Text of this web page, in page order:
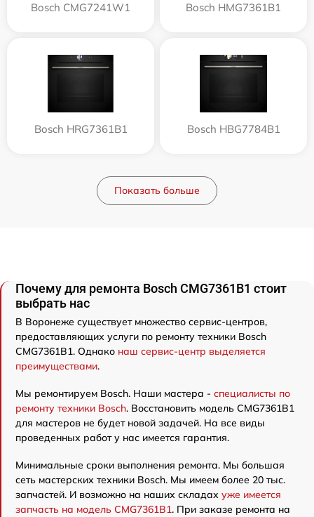
Bosch CMG7241W1 Bosch HMG7361B1
Bosch HRG7361B1 Bosch HBG7784B1
Показать больше
Почему для ремонта Bosch CMG7361B1 стоит
выбрать нас
В Воронеже существует множество сервис-центров,
предоставляющих услуги по ремонту техники Bosch
CMG7361B1. Однако наш сервис-центр выделяется
преимуществами.
Мы ремонтируем Bosch. Наши мастера - специалисты по
ремонту техники Bosch. Восстановить модель CMG7361B1
для мастеров не будет новой задачей. На все виды
проведенных работ у нас имеется гарантия.
Минимальные сроки выполнения ремонта. Мы большая
сеть мастерских техники Bosch. Мы имеем более 20 тыс.
запчастей. И возможно на наших складах уже имеется
запчасть на модель CMG7361B1. При заказе ремонта на